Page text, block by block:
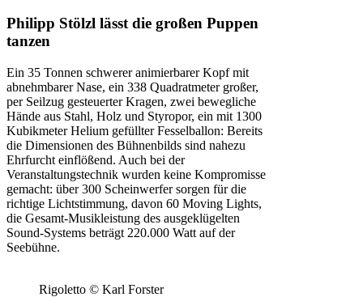
Philipp Stölzl lässt die großen Puppen
tanzen
Ein 35 Tonnen schwerer animierbarer Kopf mit
abnehmbarer Nase, ein 338 Quadratmeter großer,
per Seilzug gesteuerter Kragen, zwei bewegliche
Hände aus Stahl, Holz und Styropor, ein mit 1300
Kubikmeter Helium gefüllter Fesselballon: Bereits
die Dimensionen des Bühnenbilds sind nahezu
Ehrfurcht einflößend. Auch bei der
Veranstaltungstechnik wurden keine Kompromisse
gemacht: über 300 Scheinwerfer sorgen für die
richtige Lichtstimmung, davon 60 Moving Lights,
die Gesamt-Musikleistung des ausgeklügelten
Sound-Systems beträgt 220.000 Watt auf der
Seebühne.
Rigoletto © Karl Forster